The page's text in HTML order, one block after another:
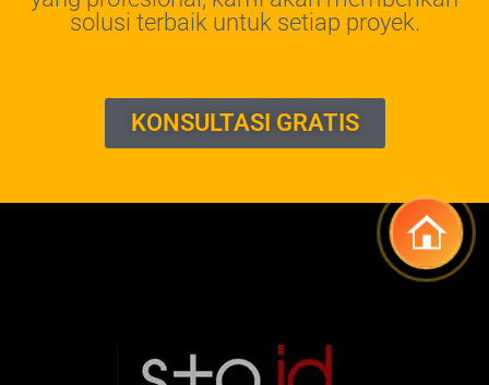
solusi terbaik untuk setiap proyek.
KONSULTASI GRATIS